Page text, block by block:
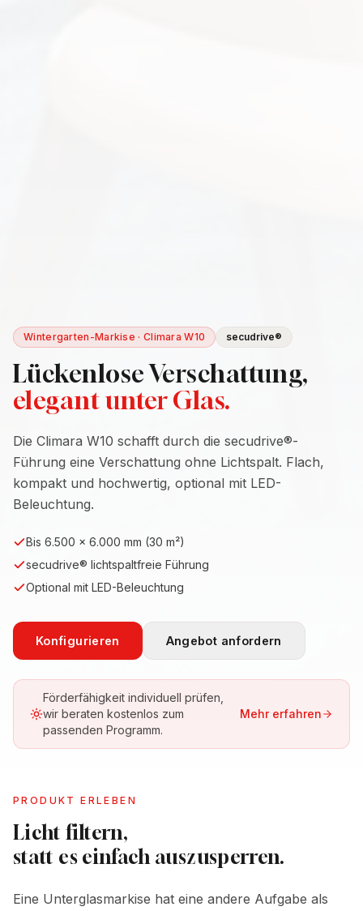
Wintergarten-Markise · Climara W10 secudrive®
Lückenlose Verschattung,
elegant unter Glas.
Die Climara W10 schafft durch die secudrive®-
Führung eine Verschattung ohne Lichtspalt. Flach,
kompakt und hochwertig, optional mit LED-
Beleuchtung.
Bis 6.500 × 6.000 mm (30 m²)
secudrive® lichtspaltfreie Führung
Optional mit LED-Beleuchtung
Konfigurieren Angebot anfordern
Förderfähigkeit individuell prüfen,
wir beraten kostenlos zum
passenden Programm.
Mehr erfahren
PRODUKT ERLEBEN
Licht filtern,
statt es einfach auszusperren.
Eine Unterglasmarkise hat eine andere Aufgabe als